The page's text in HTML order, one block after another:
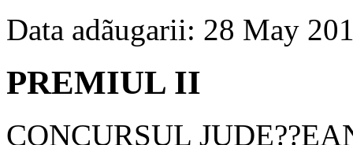
Data adãugarii: 28 May
PREMIUL II
CONCURSUL